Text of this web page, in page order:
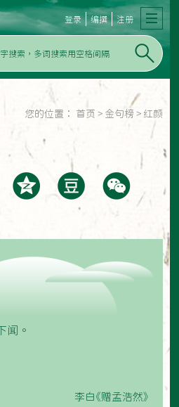
登录 编撰 注册
您的位置： 首页 > 金句榜 > 红颜
闻。
李白《赠孟浩然》